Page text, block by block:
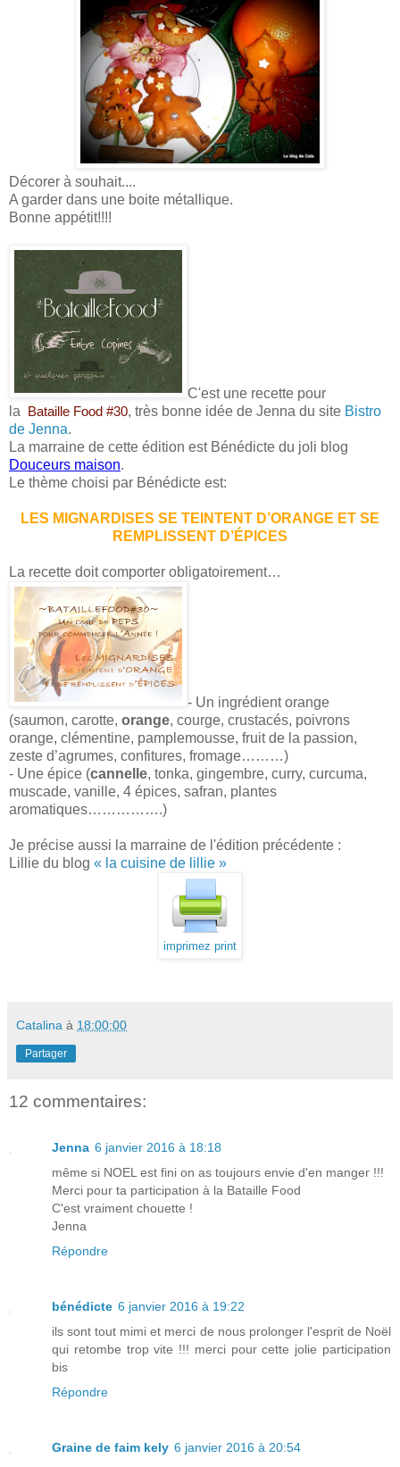
Décorer à souhait....
A garder dans une boite métallique.
Bonne appétit!!!!
C'est une recette pour
la
Bataille Food #30, très bonne idée de Jenna du site Bistro
de Jenna.
La marraine de cette édition est Bénédicte du joli blog
Douceurs maison.
Le thème choisi par Bénédicte est:
LES MIGNARDISES SE TEINTENT D’ORANGE ET SE
REMPLISSENT D’ÉPICES
La recette doit comporter obligatoirement…
- Un ingrédient orange
(saumon, carotte, orange, courge, crustacés, poivrons
orange, clémentine, pamplemousse, fruit de la passion,
zeste d’agrumes, confitures, fromage………)
- Une épice (cannelle, tonka, gingembre, curry, curcuma,
muscade, vanille, 4 épices, safran, plantes
aromatiques…………….)
Je précise aussi la marraine de l'édition précédente :
Lillie du blog « la cuisine de lillie »
imprimez print
Catalina à 18:00:00
Partager
12 commentaires:
Jenna 6 janvier 2016 à 18:18
même si NOEL est fini on as toujours envie d'en manger !!!
Merci pour ta participation à la Bataille Food
C'est vraiment chouette !
Jenna
Répondre
bénédicte 6 janvier 2016 à 19:22
ils sont tout mimi et merci de nous prolonger l'esprit de Noël
qui retombe trop vite !!! merci pour cette jolie participation
bis
Répondre
Graine de faim kely 6 janvier 2016 à 20:54